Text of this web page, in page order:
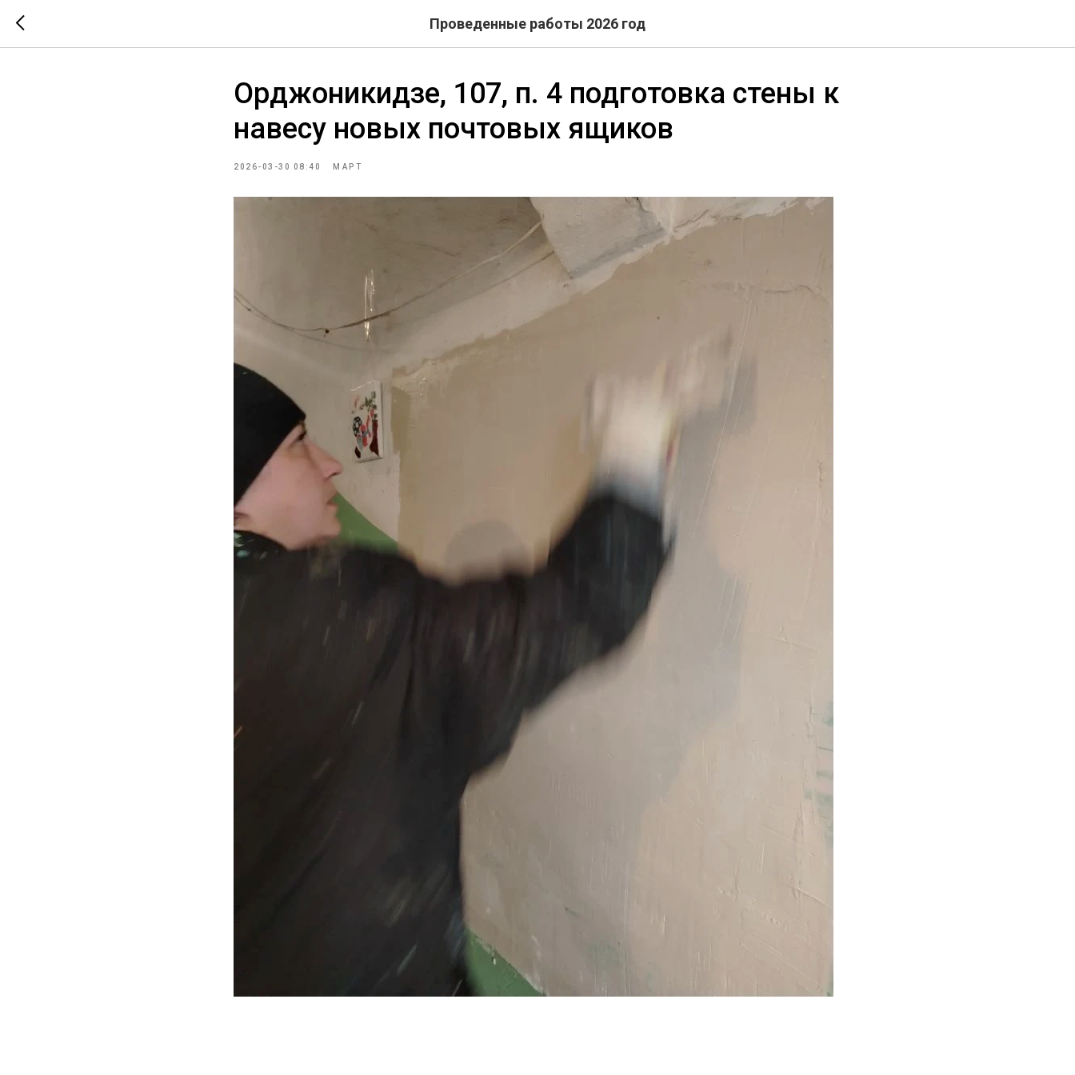
Проведенные работы 2026 год
Орджоникидзе, 107, п. 4 подготовка стены к
навесу новых почтовых ящиков
2026-03-30 08:40 МАРТ